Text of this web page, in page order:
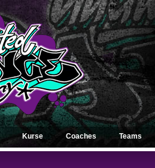
Kurse Coaches Teams